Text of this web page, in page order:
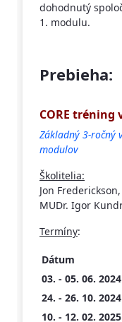
dohodnutý
1. modulu.
Prebieha:
CORE tréning
Základný 3-ročný
modulov
Školitelia:
Jon
MUDr. Igor
Termíny:
Dátum
03. - 05. 06.
24. - 26. 10.
10. - 12. 02.